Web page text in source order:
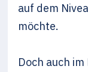
auf dem
möchte.
Doch auch